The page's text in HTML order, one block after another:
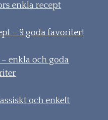
enkla recept
– 9 goda favoriter!
enkla och goda
och enkelt